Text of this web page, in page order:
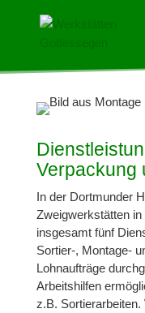
Verpackung
In der Dortmunder
Zweigwerkstätten
insgesamt fünf
Sortier-, Montage-
Lohnaufträge
Arbeitshilfen
z.B.